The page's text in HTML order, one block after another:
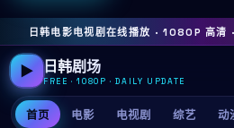
日韩电影电视剧在线播放 · 1080P 高清
▶ 日韩剧场
FREE · 1080P · DAILY UPDATE
首页 电影 电视剧 综艺 动